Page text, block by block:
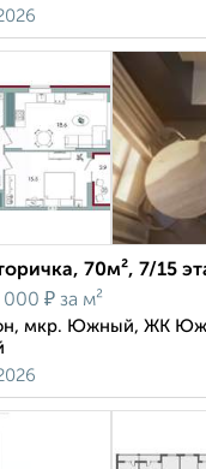
70м², 7/15
000 ₽ за м²
мкр. Южный, ЖК